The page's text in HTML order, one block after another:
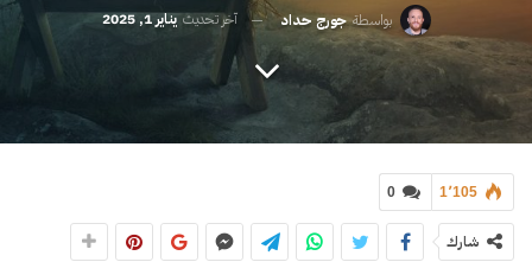
بواسطةجورج حداد آخر تحديثيناير 1, 2025
0 1٬105
شارك